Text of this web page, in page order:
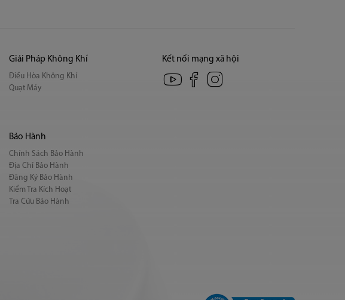
Giải Pháp Không Khí
Điều Hòa Không Khí
Quạt Máy
Bảo Hành
Chính Sách Bảo Hành
Địa Chỉ Bảo Hành
Đăng Ký Bảo Hành
Kiểm Tra Kích Hoạt
Tra Cứu Bảo Hành
Kết nối mạng xã hội